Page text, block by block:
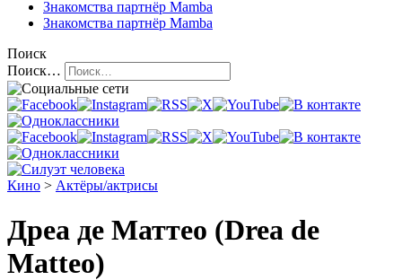
Знакомства партнёр Mamba
Знакомства партнёр Mamba
Поиск
Поиск…
Кино > Актёры/актрисы
Дреа де Маттео (Drea de
Matteo)